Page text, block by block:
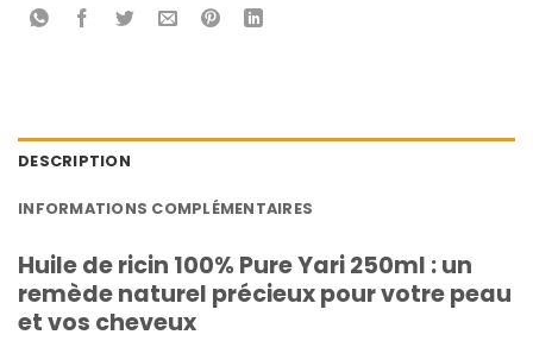
DESCRIPTION
INFORMATIONS COMPLÉMENTAIRES
Huile de ricin 100% Pure Yari 250ml : un
remède naturel précieux pour votre peau
et vos cheveux